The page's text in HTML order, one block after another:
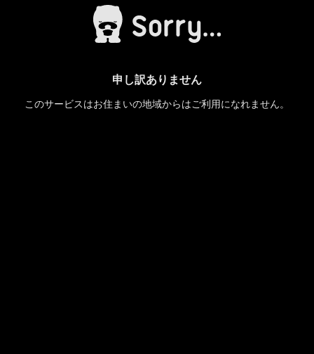
申し訳ありません
このサービスはお住まいの地域からはご利用になれません。